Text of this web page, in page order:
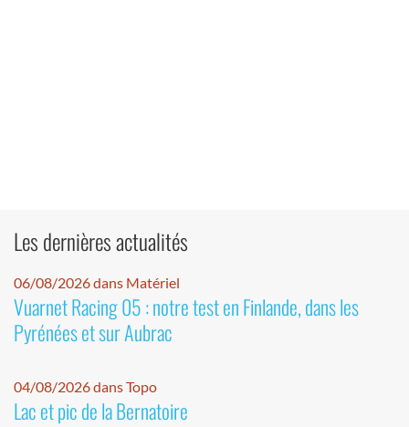
Les dernières actualités
06/08/2026 dans Matériel
Vuarnet Racing 05 : notre test en Finlande, dans les
Pyrénées et sur Aubrac
04/08/2026 dans Topo
Lac et pic de la Bernatoire